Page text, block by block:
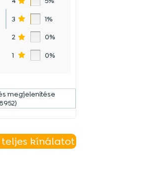
3 1%
2 0%
1 0%
megjelenítése
teljes kínálatot